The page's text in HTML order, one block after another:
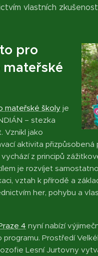
vlastních
pro
mateřské školy je
– stezka
Vznikl jako
aktivita přizpůsobená
z principů
je rozvíjet
vztah k přírodě a
her, pohybu a
4 nyní nabízí
Prostředí
Lesní Jurtovny